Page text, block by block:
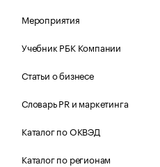
Мероприятия
Учебник РБК Компании
Статьи о бизнесе
Словарь PR и маркетинга
Каталог по ОКВЭД
Каталог по регионам